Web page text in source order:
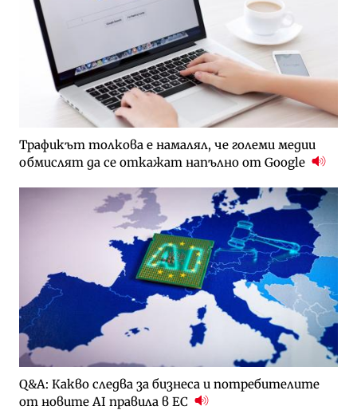
Трафикът толкова е намалял, че големи медии
обмислят да се откажат напълно от Google
Q&A: Какво следва за бизнеса и потребителите
от новите AI правила в ЕС